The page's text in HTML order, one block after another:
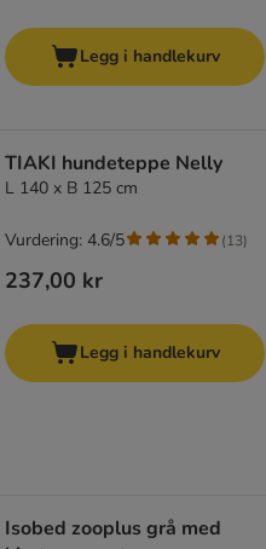
Legg i handlekurv
TIAKI hundeteppe Nelly
L 140 x B 125 cm
237,00 kr
Vurdering: 4.6/5 (13)
Legg i handlekurv
Isobed zooplus grå med